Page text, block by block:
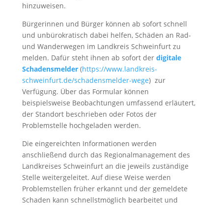
hinzuweisen.
Bürgerinnen und Bürger können ab sofort schnell
und unbürokratisch dabei helfen, Schäden an Rad-
und Wanderwegen im Landkreis Schweinfurt zu
melden. Dafür steht ihnen ab sofort der digitale
Schadensmelder(https://www.landkreis-
schweinfurt.de/schadensmelder-wege) zur
Verfügung. Über das Formular können
beispielsweise Beobachtungen umfassend erläutert,
der Standort beschrieben oder Fotos der
Problemstelle hochgeladen werden.
Die eingereichten Informationen werden
anschließend durch das Regionalmanagement des
Landkreises Schweinfurt an die jeweils zuständige
Stelle weitergeleitet. Auf diese Weise werden
Problemstellen früher erkannt und der gemeldete
Schaden kann schnellstmöglich bearbeitet und